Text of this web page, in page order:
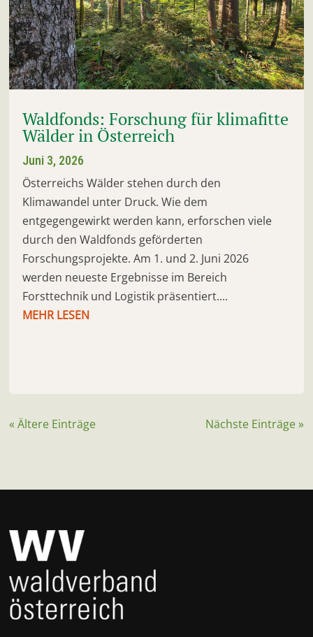
Waldfonds: Forschung für klimafitte
Wälder in Österreich
Juni 3, 2026
Österreichs Wälder stehen durch den
Klimawandel unter Druck. Wie dem
entgegengewirkt werden kann, erforschen viele
durch den Waldfonds geförderten
Forschungsprojekte. Am 1. und 2. Juni 2026
werden neueste Ergebnisse im Bereich
Forsttechnik und Logistik präsentiert....
MEHR LESEN
« Ältere Einträge Nächste Einträge »